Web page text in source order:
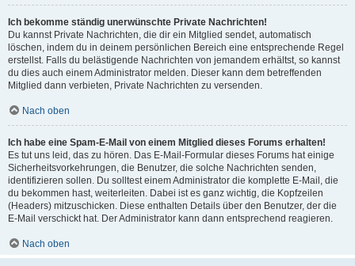
Ich bekomme ständig unerwünschte Private Nachrichten!
Du kannst Private Nachrichten, die dir ein Mitglied sendet, automatisch
löschen, indem du in deinem persönlichen Bereich eine entsprechende Regel
erstellst. Falls du belästigende Nachrichten von jemandem erhältst, so kannst
du dies auch einem Administrator melden. Dieser kann dem betreffenden
Mitglied dann verbieten, Private Nachrichten zu versenden.
Nach oben
Ich habe eine Spam-E-Mail von einem Mitglied dieses Forums erhalten!
Es tut uns leid, das zu hören. Das E-Mail-Formular dieses Forums hat einige
Sicherheitsvorkehrungen, die Benutzer, die solche Nachrichten senden,
identifizieren sollen. Du solltest einem Administrator die komplette E-Mail, die
du bekommen hast, weiterleiten. Dabei ist es ganz wichtig, die Kopfzeilen
(Headers) mitzuschicken. Diese enthalten Details über den Benutzer, der die
E-Mail verschickt hat. Der Administrator kann dann entsprechend reagieren.
Nach oben